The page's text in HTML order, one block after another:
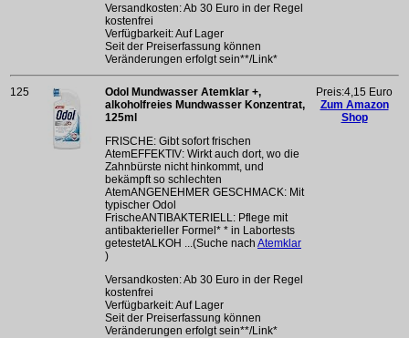
Versandkosten: Ab 30 Euro in der Regel
kostenfrei
Verfügbarkeit: Auf Lager
Seit der Preiserfassung können
Veränderungen erfolgt sein**/Link*
125
Odol Mundwasser Atemklar +,
alkoholfreies Mundwasser Konzentrat,
125ml
FRISCHE: Gibt sofort frischen
AtemEFFEKTIV: Wirkt auch dort, wo die
Zahnbürste nicht hinkommt, und
bekämpft so schlechten
AtemANGENEHMER GESCHMACK: Mit
typischer Odol
FrischeANTIBAKTERIELL: Pflege mit
antibakterieller Formel* * in Labortests
getestetALKOH ...(Suche nach Atemklar
)
Versandkosten: Ab 30 Euro in der Regel
kostenfrei
Verfügbarkeit: Auf Lager
Seit der Preiserfassung können
Veränderungen erfolgt sein**/Link*
Preis:4,15 Euro
Zum Amazon
Shop